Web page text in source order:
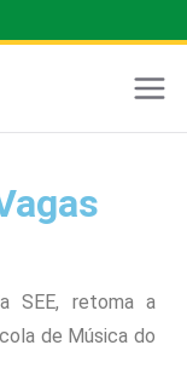
SEE, retoma a
de Música do